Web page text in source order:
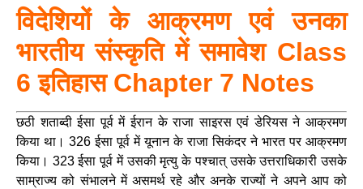
विदेशियों के आक्रमण एवं उनका
भारतीय संस्कृति में समावेश Class
6 इतिहास Chapter 7 Notes
छठी शताब्दी ईसा पूर्व में ईरान के राजा साइरस एवं डेरियस ने आक्रमण
किया था। 326 ईसा पूर्व में यूनान के राजा सिकंदर ने भारत पर आक्रमण
किया। 323 ईसा पूर्व में उसकी मृत्यु के पश्चात् उसके उत्तराधिकारी उसके
साम्राज्य को संभालने में असमर्थ रहे और अनके राज्यों ने अपने आप को